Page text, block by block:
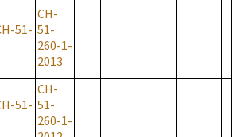
51-
CH-
51-
260-1-
2013
51-
CH-
51-
260-1-